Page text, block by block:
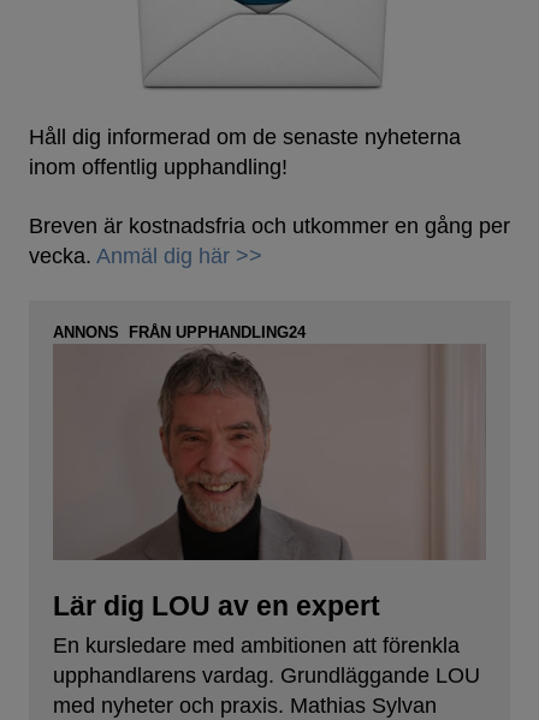
Håll dig informerad om de senaste nyheterna
inom offentlig upphandling!
Breven är kostnadsfria och utkommer en gång per
vecka. Anmäl dig här >>
ANNONS FRÅN UPPHANDLING24
Lär dig LOU av en expert
En kursledare med ambitionen att förenkla
upphandlarens vardag. Grundläggande LOU
med nyheter och praxis. Mathias Sylvan